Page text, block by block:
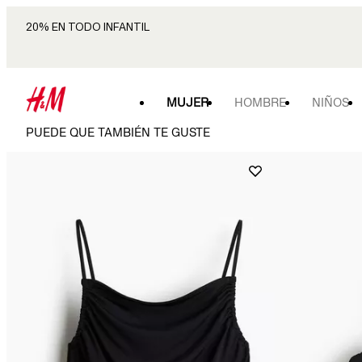
20% EN TODO INFANTIL
MUJER HOMBRE NIÑOS
PUEDE QUE TAMBIÉN TE GUSTE